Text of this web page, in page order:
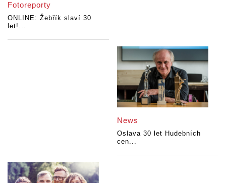
Fotoreporty
ONLINE: Žebřík slaví 30
let!...
News
Oslava 30 let Hudebních
cen...